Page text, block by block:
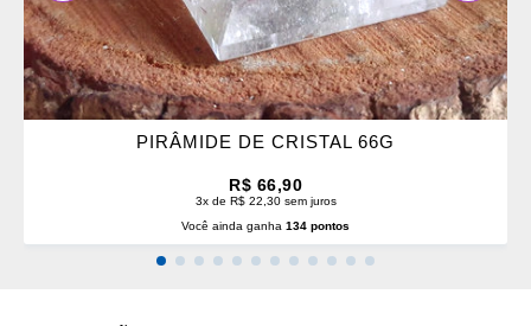
PIRÂMIDE DE CRISTAL 66G
R$ 66,90
3x de R$ 22,30 sem juros
Você ainda ganha 134 pontos